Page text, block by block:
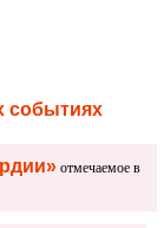
событиях
отмечаемое в